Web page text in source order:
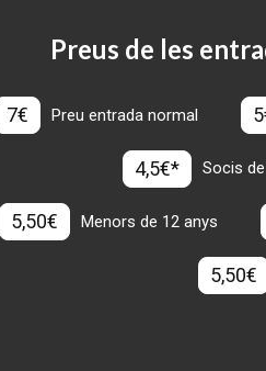
Preus de les
7€ Preu entrada normal
4,5€* Socis
5,50€ Menors de 12 anys
5,50€